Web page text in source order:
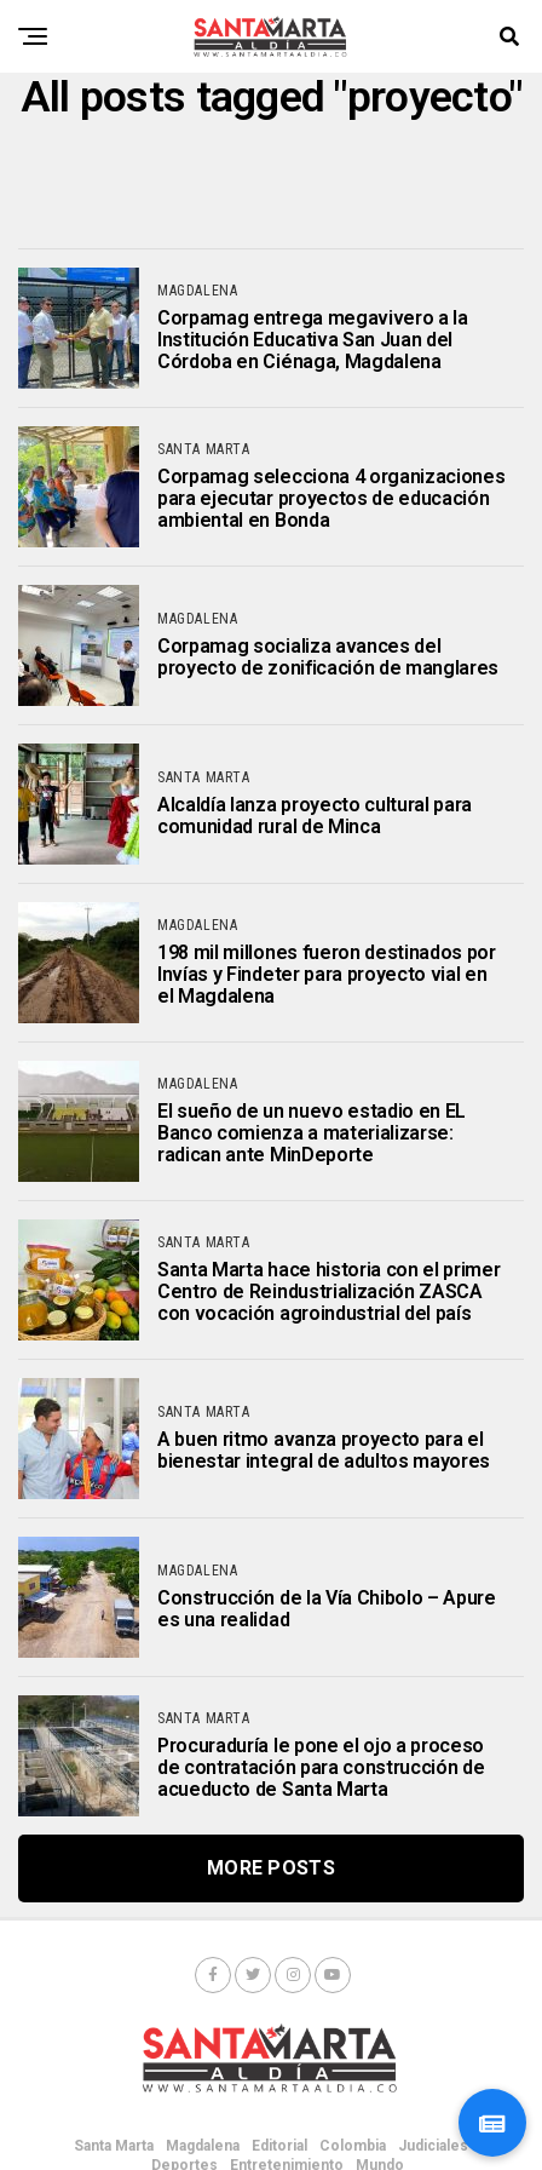
All posts tagged "proyecto"
MAGDALENA
Corpamag entrega megavivero a la
Institución Educativa San Juan del
Córdoba en Ciénaga, Magdalena
SANTA MARTA
Corpamag selecciona 4 organizaciones
para ejecutar proyectos de educación
ambiental en Bonda
MAGDALENA
Corpamag socializa avances del
proyecto de zonificación de manglares
SANTA MARTA
Alcaldía lanza proyecto cultural para
comunidad rural de Minca
MAGDALENA
198 mil millones fueron destinados por
Invías y Findeter para proyecto vial en
el Magdalena
MAGDALENA
El sueño de un nuevo estadio en EL
Banco comienza a materializarse:
radican ante MinDeporte
SANTA MARTA
Santa Marta hace historia con el primer
Centro de Reindustrialización ZASCA
con vocación agroindustrial del país
SANTA MARTA
A buen ritmo avanza proyecto para el
bienestar integral de adultos mayores
MAGDALENA
Construcción de la Vía Chibolo – Apure
es una realidad
SANTA MARTA
Procuraduría le pone el ojo a proceso
de contratación para construcción de
acueducto de Santa Marta
MORE POSTS
Santa Marta Magdalena Editorial Colombia
Judiciales
Deportes
Entretenimiento Mundo